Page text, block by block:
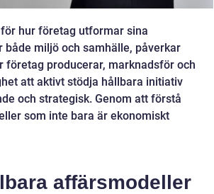
hur företag utformar sina
miljö och samhälle, påverkar
producerar, marknadsför och
att aktivt stödja hållbara initiativ
och strategisk. Genom att förstå
som inte bara är ekonomiskt
affärsmodeller